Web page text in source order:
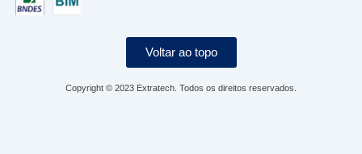
Voltar ao topo
Copyright © 2023 Extratech. Todos os direitos reservados.